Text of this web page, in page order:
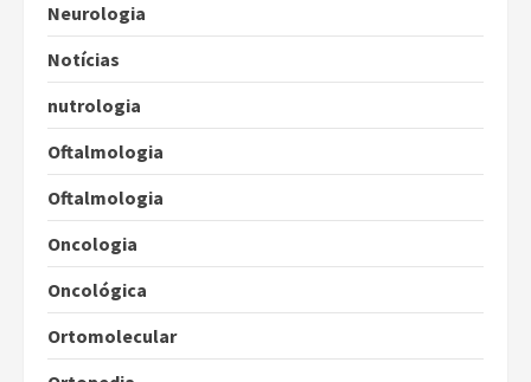
Neurologia
Notícias
nutrologia
Oftalmologia
Oftalmologia
Oncologia
Oncológica
Ortomolecular